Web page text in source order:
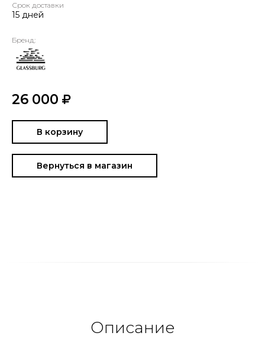
Срок доставки
15 дней
Бренд:
26 000
В корзину
Вернуться в магазин
Описание